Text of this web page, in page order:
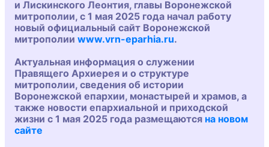
и Лискинского Леонтия, главы Воронежской
митрополии, с 1 мая 2025 года начал работу
новый официальный сайт Воронежской
митрополии www.vrn-eparhia.ru.
Актуальная информация о служении
Правящего Архиерея и о структуре
митрополии, сведения об истории
Воронежской епархии, монастырей и храмов, а
также новости епархиальной и приходской
жизни с 1 мая 2025 года размещаются на новом
сайте